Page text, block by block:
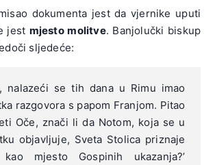
dokumenta jest da vjernike uputi
jest mjesto molitve. Banjolučki biskup
sljedeće:
nalazeći se tih dana u Rimu imao
razgovora s papom Franjom. Pitao
Oče, znači li da Notom, koja se u
objavljuje, Sveta Stolica priznaje
kao mjesto Gospinih ukazanja?’